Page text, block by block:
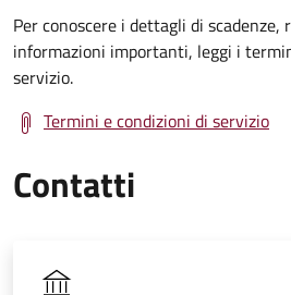
Per conoscere i dettagli di
informazioni importanti, leggi i
servizio.
Termini e condizioni di servizio
Contatti